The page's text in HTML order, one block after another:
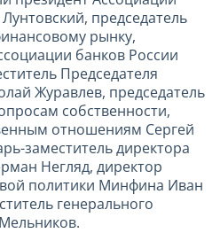
председатель
рынку,
банков России
Председателя
Журавлев, председатель
собственности,
отношениям Сергей
заместитель директора
Негляд, директор
политики Минфина Иван
генерального